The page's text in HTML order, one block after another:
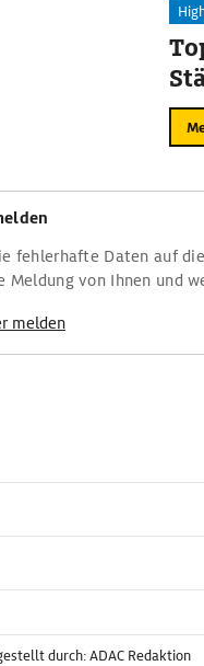
fehlerhafte Daten auf
Meldung von Ihnen und
melden
durch: ADAC Redaktion